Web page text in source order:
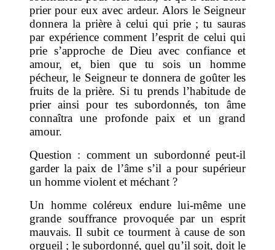
prier pour eux avec ardeur. Alors le Seigneur
donnera la prière à celui qui prie ; tu sauras
par expérience comment l’esprit de celui qui
prie s’approche de Dieu avec confiance et
amour, et, bien que tu sois un homme
pécheur, le Seigneur te donnera de goûter les
fruits de la prière. Si tu prends l’habitude de
prier ainsi pour tes subordonnés, ton âme
connaîtra une profonde paix et un grand
amour.
Question : comment un subordonné peut-il
garder la paix de l’âme s’il a pour supérieur
un homme violent et méchant ?
Un homme coléreux endure lui-même une
grande souffrance provoquée par un esprit
mauvais. Il subit ce tourment à cause de son
orgueil ; le subordonné, quel qu’il soit, doit le